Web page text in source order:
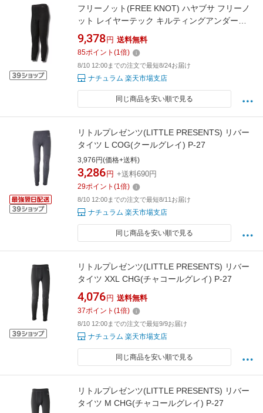
フリーノット(FREE KNOT) ハヤブサ フリーノ
ット レイヤーテック キルティングアンダータ
イツ M 90 ブラック Y5625-M-90
9,378 円 送料無料
85ポイント (1倍)
8/10 12:00までの注文で最短8/24お届け
ナチュラム 楽天市場支店
同じ商品を安い順で見る
リトルプレゼンツ(LITTLE PRESENTS) リバー
タイツ L COG(クールグレイ) P-27
3,976円(価格+送料)
3,286 円 +送料690円
29ポイント (1倍)
8/10 12:00までの注文で最短8/11お届け
ナチュラム 楽天市場支店
同じ商品を安い順で見る
リトルプレゼンツ(LITTLE PRESENTS) リバー
タイツ XXL CHG(チャコールグレイ) P-27
4,076 円 送料無料
37ポイント (1倍)
8/10 12:00までの注文で最短9/9お届け
ナチュラム 楽天市場支店
同じ商品を安い順で見る
リトルプレゼンツ(LITTLE PRESENTS) リバー
タイツ M CHG(チャコールグレイ) P-27